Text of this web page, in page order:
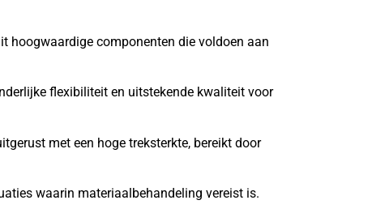
hoogwaardige componenten die voldoen aan
flexibiliteit en uitstekende kwaliteit voor
met een hoge treksterkte, bereikt door
waarin materiaalbehandeling vereist is.